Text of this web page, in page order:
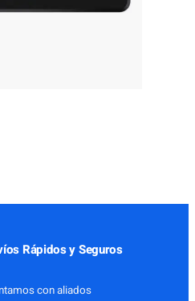
Rápidos y Seguros
con aliados